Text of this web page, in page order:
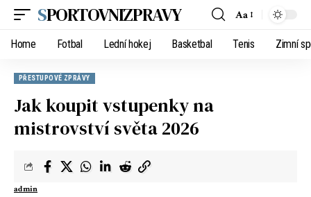
SPORTOVNIZPRAVY Aa
Home Fotbal Lední hokej Basketbal Tenis Zimní
PŘESTUPOVÉ ZPRÁVY
Jak koupit vstupenky na
mistrovství světa 2026
admin